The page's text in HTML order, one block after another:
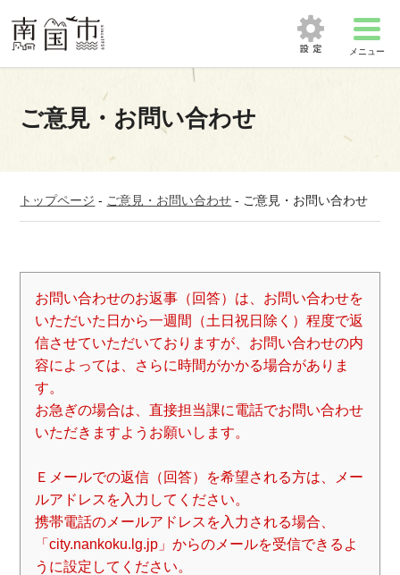
メニュー
ご意見・お問い合わせ
トップページ - ご意見・お問い合わせ - ご意見・お問い合わせ
お問い合わせのお返事（回答）は、お問い合わせを
いただいた日から一週間（土日祝日除く）程度で返
信させていただいておりますが、お問い合わせの内
容によっては、さらに時間がかかる場合がありま
す。
お急ぎの場合は、直接担当課に電話でお問い合わせ
いただきますようお願いします。
Ｅメールでの返信（回答）を希望される方は、メー
ルアドレスを入力してください。
携帯電話のメールアドレスを入力される場合、
「city.nankoku.lg.jp」からのメールを受信できるよ
うに設定してください。